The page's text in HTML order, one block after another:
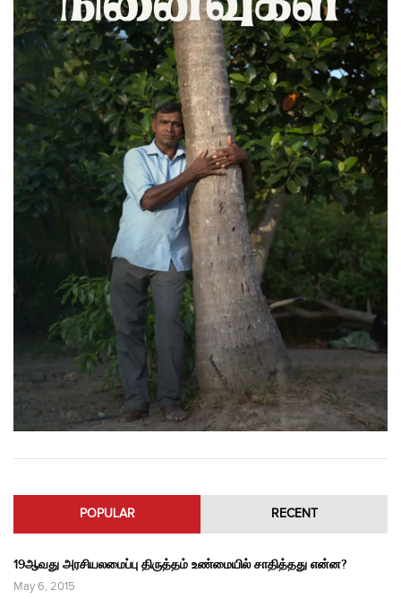
POPULAR RECENT
19ஆவது அரசியலமைப்பு திருத்தம் உண்மையில் சாதித்தது என்ன?
May 6, 2015